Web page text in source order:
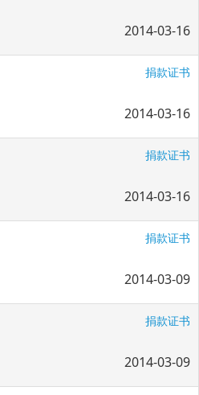
2014-03-16
捐款证书
2014-03-16
捐款证书
2014-03-16
捐款证书
2014-03-09
捐款证书
2014-03-09